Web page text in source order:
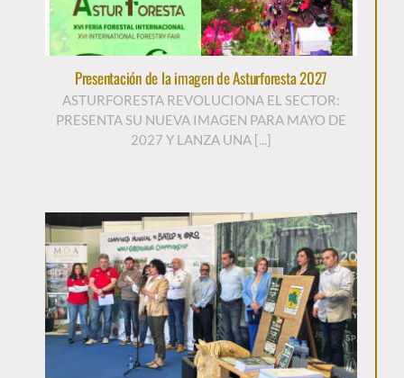
Presentación de la imagen de Asturforesta 2027
ASTURFORESTA REVOLUCIONA EL SECTOR:
PRESENTA SU NUEVA IMAGEN PARA MAYO DE
2027 Y LANZA UNA [...]